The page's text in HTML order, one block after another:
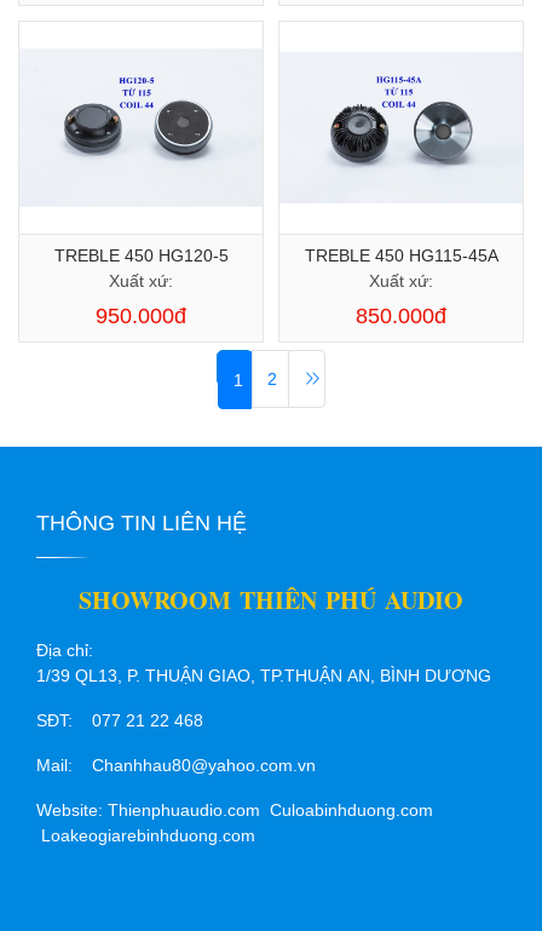
TREBLE 450 HG120-5
Xuất xứ:
950.000đ
TREBLE 450 HG115-45A
Xuất xứ:
850.000đ
1 2
THÔNG TIN LIÊN HỆ
SHOWROOM THIÊN PHÚ AUDIO
Địa chỉ:
1/39 QL13, P. THUẬN GIAO, TP.THUẬN AN, BÌNH DƯƠNG
SĐT: 077 21 22 468
Mail: Chanhhau80@yahoo.com.vn
Website: Thienphuaudio.com Culoabinhduong.com
Loakeogiarebinhduong.com